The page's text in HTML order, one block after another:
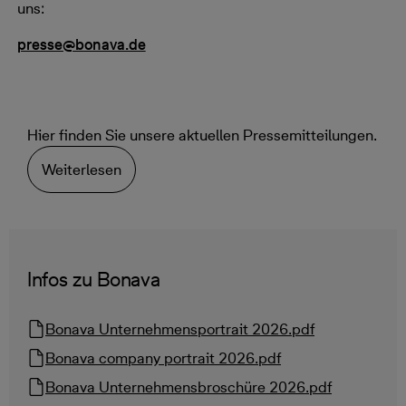
uns:
presse@bonava.de
Hier finden Sie unsere aktuellen Pressemitteilungen.
Weiterlesen
Infos zu Bonava
Bonava Unternehmensportrait 2026.pdf
Bonava company portrait 2026.pdf
Bonava Unternehmensbroschüre 2026.pdf